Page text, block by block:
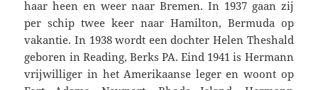
haar heen en weer naar Bremen. In 1937 gaan zij
per schip twee keer naar Hamilton, Bermuda op
vakantie. In 1938 wordt een dochter Helen Theshald
geboren in Reading, Berks PA. Eind 1941 is Hermann
vrijwilliger in het Amerikaanse leger en woont op